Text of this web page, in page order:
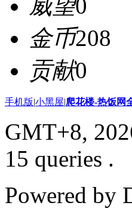
威望0
金币208
贡献0
手机版|小黑屋|爬花楼-热饭网
GMT+8,
15 queries .
Powered by